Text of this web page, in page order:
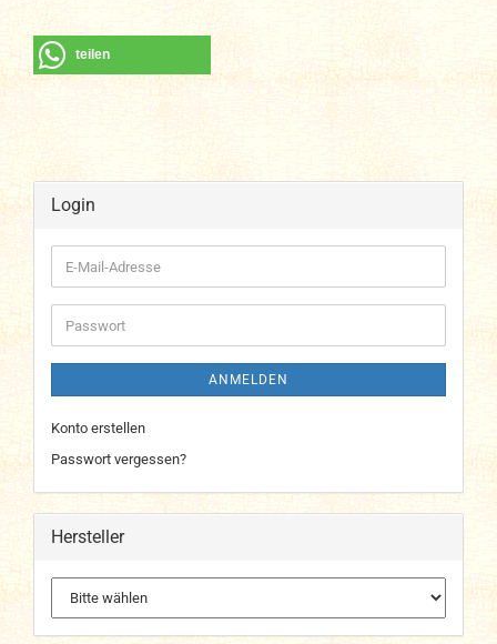
teilen
Login
E-
Mail-
Adresse
Passwort
ANMELDEN
Konto erstellen
Passwort vergessen?
Hersteller